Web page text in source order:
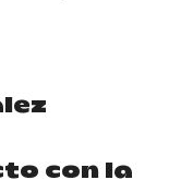
con la